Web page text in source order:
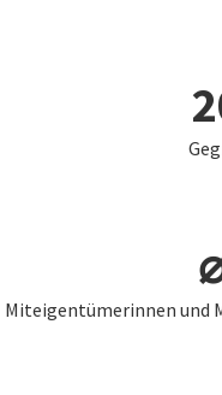
Miteigentümerinnen und